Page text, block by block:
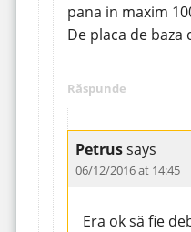
pana in maxim
De placa de baza
Răspunde
Petrussays
06/12/2016 at 14:45
Era ok să fie